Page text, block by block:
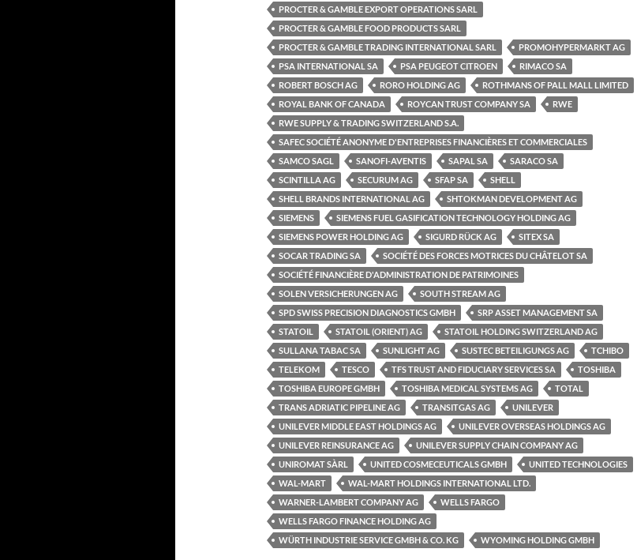
PROCTER & GAMBLE EXPORT OPERATIONS SARL
PROCTER & GAMBLE FOOD PRODUCTS SARL
PROCTER & GAMBLE TRADING INTERNATIONAL SARL
PROMOHYPERMARKT AG
PSA INTERNATIONAL SA
PSA PEUGEOT CITROEN
RIMACO SA
ROBERT BOSCH AG
RORO HOLDING AG
ROTHMANS OF PALL MALL LIMITED
ROYAL BANK OF CANADA
ROYCAN TRUST COMPANY SA
RWE
RWE SUPPLY & TRADING SWITZERLAND S.A.
SAFEC SOCIÉTÉ ANONYME D'ENTREPRISES FINANCIÈRES ET COMMERCIALES
SAMCO SAGL
SANOFI-AVENTIS SAPAL SA
SARACO SA
SCINTILLA AG
SECURUM AG SFAP SA
SHELL
SHELL BRANDS INTERNATIONAL AG
SHTOKMAN DEVELOPMENT AG
SIEMENS
SIEMENS FUEL GASIFICATION TECHNOLOGY HOLDING AG
SIEMENS POWER HOLDING AG
SIGURD RÜCK AG
SITEX SA
SOCAR TRADING SA
SOCIÉTÉ DES FORCES MOTRICES DU CHÂTELOT SA
SOCIÉTÉ FINANCIÈRE D'ADMINISTRATION DE PATRIMOINES
SOLEN VERSICHERUNGEN AG
SOUTH STREAM AG
SPD SWISS PRECISION DIAGNOSTICS GMBH
SRP ASSET MANAGEMENT SA
STATOIL
STATOIL (ORIENT) AG
STATOIL HOLDING SWITZERLAND AG
SULLANA TABAC SA
SUNLIGHT AG SUSTEC BETEILIGUNGS AG
TCHIBO
TELEKOM
TESCO TFS TRUST AND FIDUCIARY SERVICES SA
TOSHIBA
TOSHIBA EUROPE GMBH
TOSHIBA MEDICAL SYSTEMS AG
TOTAL
TRANS ADRIATIC PIPELINE AG
TRANSITGAS AG
UNILEVER
UNILEVER MIDDLE EAST HOLDINGS AG
UNILEVER OVERSEAS HOLDINGS AG
UNILEVER REINSURANCE AG
UNILEVER SUPPLY CHAIN COMPANY AG
UNIROMAT SÀRL
UNITED COSMECEUTICALS GMBH
UNITED TECHNOLOGIES
WAL-MART
WAL-MART HOLDINGS INTERNATIONAL LTD.
WARNER-LAMBERT COMPANY AG
WELLS FARGO
WELLS FARGO FINANCE HOLDING AG
WÜRTH INDUSTRIE SERVICE GMBH & CO. KG
WYOMING HOLDING GMBH